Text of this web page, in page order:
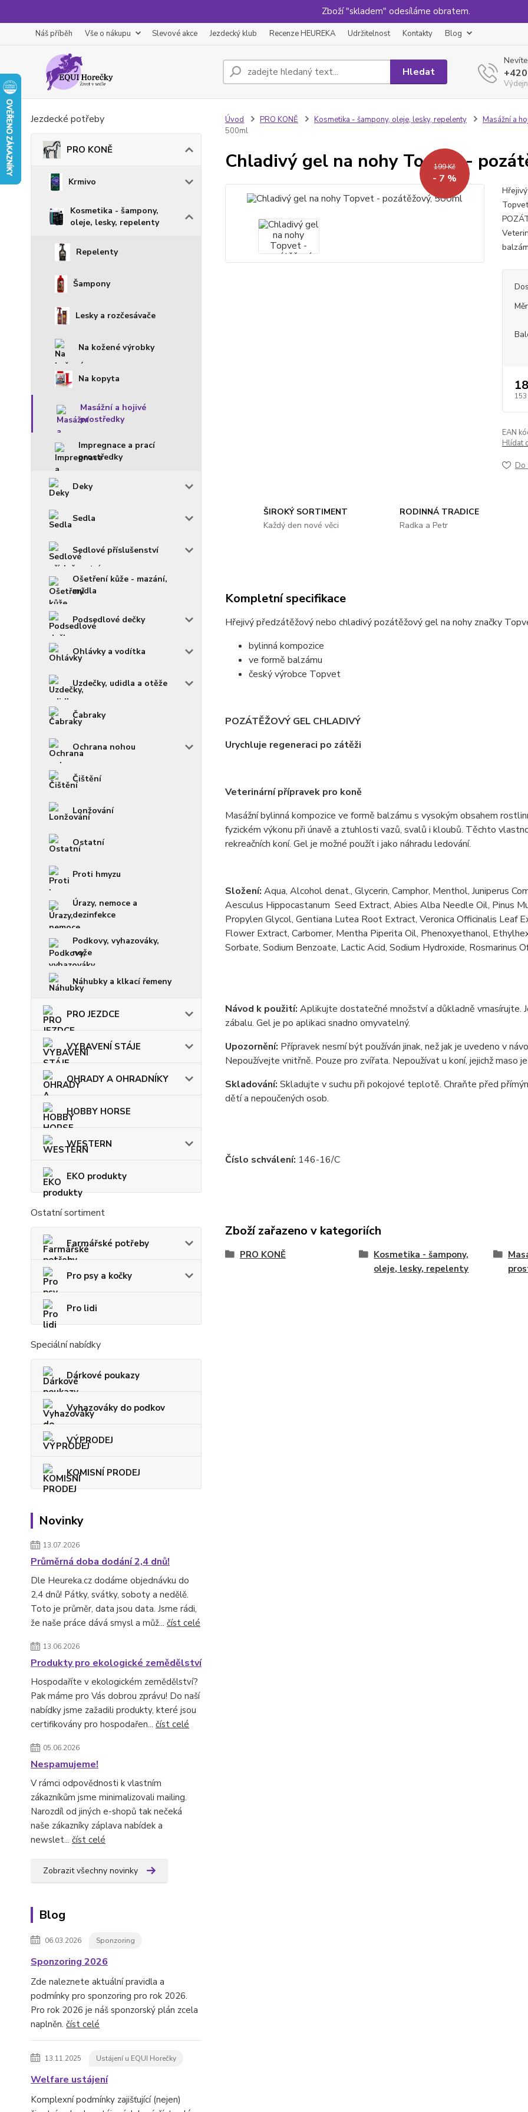
Zboží "skladem" odesíláme obratem.
Náš příběh Vše o nákupu Slevové akce Jezdecký klub Recenze HEUREKA Udržitelnost Kontakty Blog
Hledat
Jezdecké potřeby
PRO KONĚ
Krmivo
Kosmetika - šampony,
oleje, lesky, repelenty
Repelenty
Šampony
Lesky a rozčesávače
Na kožené výrobky
Na kopyta
Masážní a hojivé
prostředky
Impregnace a prací
prostředky
Deky
Sedla
Sedlové příslušenství
Ošetření kůže - mazání,
mýdla
Podsedlové dečky
Ohlávky a vodítka
Uzdečky, udidla a otěže
Čabraky
Ochrana nohou
Čištění
Lonžování
Ostatní
Proti hmyzu
Úrazy, nemoce a
dezinfekce
Podkovy, vyhazováky,
nože
Náhubky a klkací řemeny
PRO JEZDCE
VYBAVENÍ STÁJE
OHRADY A OHRADNÍKY
HOBBY HORSE
WESTERN
EKO produkty
Ostatní sortiment
Farmářské potřeby
Pro psy a kočky
Pro lidi
Speciální nabídky
Dárkové poukazy
Vyhazováky do podkov
VÝPRODEJ
KOMISNÍ PRODEJ
Novinky
13.07.2026
Průměrná doba dodání 2,4 dnů!
Dle Heureka.cz dodáme objednávku do
2,4 dnů! Pátky, svátky, soboty a nedělě.
Toto je průměr, data jsou data. Jsme rádi,
že naše práce dává smysl a můž... číst celé
13.06.2026
Produkty pro ekologické zemědělství
Hospodaříte v ekologickém zemědělství?
Pak máme pro Vás dobrou zprávu! Do naší
nabídky jsme zažadili produkty, které jsou
certifikovány pro hospodařen... číst celé
05.06.2026
Nespamujeme!
V rámci odpovědnosti k vlastním
zákazníkům jsme minimalizovali mailing.
Narozdíl od jiných e-shopů tak nečeká
naše zákazníky záplava nabídek a
newslet... číst celé
Zobrazit všechny novinky
Blog
06.03.2026 Sponzoring
Sponzoring 2026
Zde naleznete aktuální pravidla a
podmínky pro sponzoring pro rok 2026.
Pro rok 2026 je náš sponzorský plán zcela
naplněn. číst celé
13.11.2025 Ustájení u EQUI Horečky
Welfare ustájení
Komplexní podmínky zajišťující (nejen)
Úvod PRO KONĚ Kosmetika - šampony, oleje, lesky, repelenty
Masážní a
500ml
Chladivý gel na nohy Topvet -
199 Kč
- 7 %
153
EAN
Hlídat
Do
ŠIROKÝ SORTIMENT
Každý den nové věci
RODINNÁ TRADICE
Radka a Petr
Kompletní specifikace
Hřejivý předzátěžový nebo chladivý pozátěžový gel na nohy značky
bylinná kompozice
ve formě balzámu
český výrobce Topvet
POZÁTĚŽOVÝ GEL CHLADIVÝ
Urychluje regeneraci po zátěži
Veterinární přípravek pro koně
Masážní bylinná kompozice ve formě balzámu s vysokým obsahem
fyzickém výkonu při únavě a ztuhlosti vazů, svalů i kloubů. Těchto
rekreačních koní. Gel je možné použít i jako náhradu ledování.
Složení: Aqua, Alcohol denat., Glycerin, Camphor, Menthol, Juniperus
Aesculus Hippocastanum Seed Extract, Abies Alba Needle Oil, Pinus
Propylen Glycol, Gentiana Lutea Root Extract, Veronica Officinalis
Flower Extract, Carbomer, Mentha Piperita Oil, Phenoxyethanol,
Sorbate, Sodium Benzoate, Lactic Acid, Sodium Hydroxide, Rosmarinus
Návod k použití: Aplikujte dostatečné množství a důkladně vmasírujte.
zábalu. Gel je po aplikaci snadno omyvatelný.
Upozornění: Přípravek nesmí být používán jinak, než jak je uvedeno v
Nepoužívejte vnitřně. Pouze pro zvířata. Nepoužívat u koní, jejichž maso
Skladování: Skladujte v suchu při pokojové teplotě. Chraňte před
dětí a nepoučených osob.
Číslo schválení: 146-16/C
Zboží zařazeno v kategoriích
PRO KONĚ
Kosmetika - šampony,
oleje, lesky, repelenty